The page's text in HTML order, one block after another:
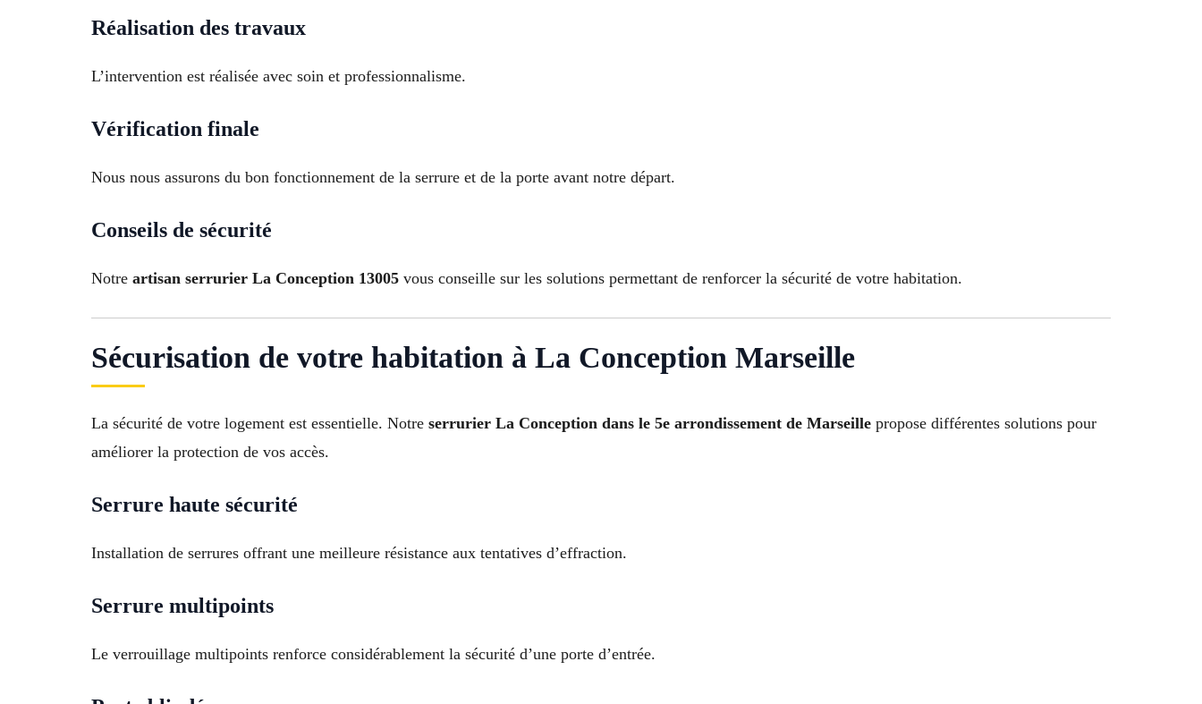
Réalisation des travaux
L’intervention est réalisée avec soin et professionnalisme.
Vérification finale
Nous nous assurons du bon fonctionnement de la serrure et de la porte avant notre départ.
Conseils de sécurité
Notre artisan serrurier La Conception 13005 vous conseille sur les solutions permettant de renforcer la sécurité de votre habitation.
Sécurisation de votre habitation à La Conception Marseille
La sécurité de votre logement est essentielle. Notre serrurier La Conception dans le 5e arrondissement de Marseille propose différentes solutions pour
améliorer la protection de vos accès.
Serrure haute sécurité
Installation de serrures offrant une meilleure résistance aux tentatives d’effraction.
Serrure multipoints
Le verrouillage multipoints renforce considérablement la sécurité d’une porte d’entrée.